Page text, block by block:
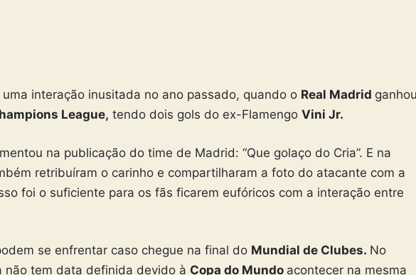
interação inusitada no ano passado, quando o Real Madrid
League, tendo dois gols do ex-Flamengo Vini Jr.
na publicação do time de Madrid: “Que golaço do Cria”. E na
retribuíram o carinho e compartilharam a foto do atacante com a
foi o suficiente para os fãs ficarem eufóricos com a interação entre
se enfrentar caso chegue na final do Mundial de Clubes. No
não tem data definida devido à Copa do Mundo acontecer na mesma